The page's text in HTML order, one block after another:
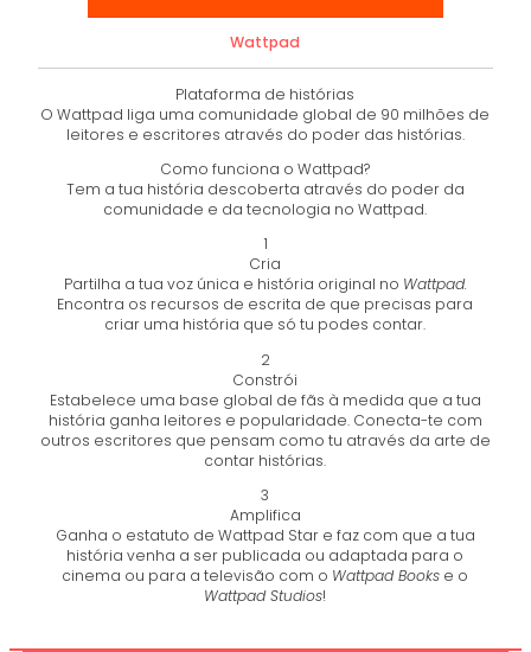
Wattpad
Plataforma de histórias
O Wattpad liga uma comunidade global de 90 milhões de
leitores e escritores através do poder das histórias.
Como funciona o Wattpad?
Tem a tua história descoberta através do poder da
comunidade e da tecnologia no Wattpad.
1
Cria
Partilha a tua voz única e história original no Wattpad.
Encontra os recursos de escrita de que precisas para
criar uma história que só tu podes contar.
2
Constrói
Estabelece uma base global de fãs à medida que a tua
história ganha leitores e popularidade. Conecta-te com
outros escritores que pensam como tu através da arte de
contar histórias.
3
Amplifica
Ganha o estatuto de Wattpad Star e faz com que a tua
história venha a ser publicada ou adaptada para o
cinema ou para a televisão com o Wattpad Books e o
Wattpad Studios!